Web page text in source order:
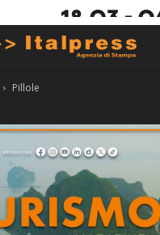
Pillole